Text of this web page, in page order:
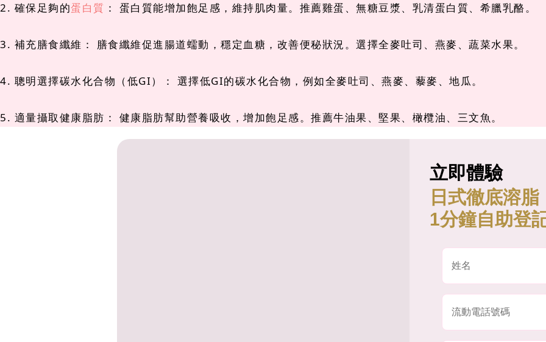
2. 確保足夠的蛋白質 ： 蛋白質能增加飽足感，維持肌肉量。推薦雞蛋、無糖豆漿、乳清蛋白質、希臘乳酪。
3. 補充膳食纖維： 膳食纖維促進腸道蠕動，穩定血糖，改善便秘狀況。選擇全麥吐司、燕麥、蔬菜水果。
4. 聰明選擇碳水化合物（低GI）： 選擇低GI的碳水化合物，例如全麥吐司、燕麥、藜麥、地瓜。
5. 適量攝取健康脂肪： 健康脂肪幫助營養吸收，增加飽足感。推薦牛油果、堅果、橄欖油、三文魚。
立即體驗
日式徹底溶脂
1分鐘自助登